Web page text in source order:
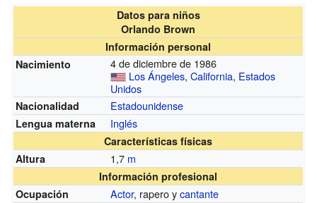
Datos para niños
Orlando Brown
Información personal
Nacimiento
4 de diciembre de 1986
Los Ángeles,California, Estados
Unidos
Nacionalidad Estadounidense
Lengua materna Inglés
Características físicas
Altura
1,7 m
Información profesional
Ocupación
Actor, rapero ycantante